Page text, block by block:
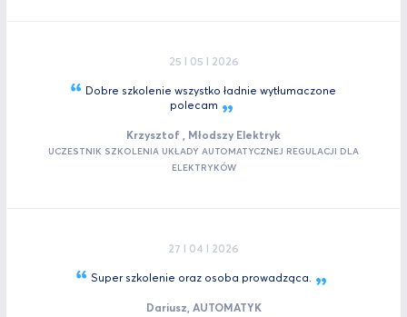
25 I 05 I 2026
Dobre szkolenie wszystko ładnie wytłumaczone
polecam
Krzysztof , Młodszy Elektryk
UCZESTNIK SZKOLENIA UKŁADY AUTOMATYCZNEJ REGULACJI DLA
ELEKTRYKÓW
27 I 04 I 2026
Super szkolenie oraz osoba prowadząca.
Dariusz, AUTOMATYK